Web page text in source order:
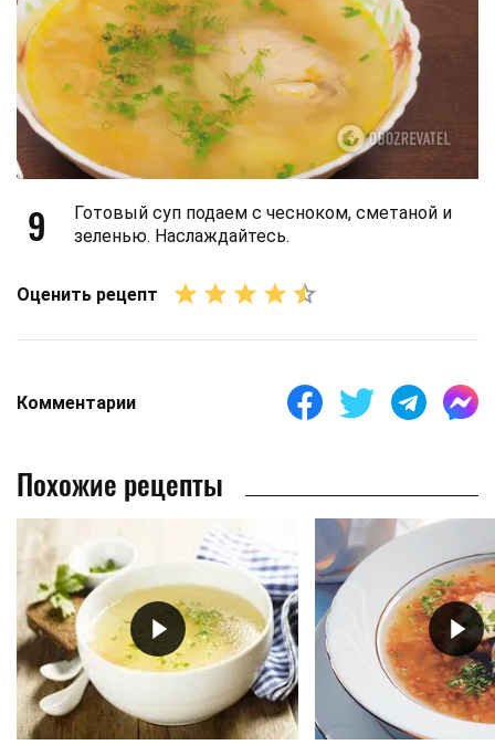
9
Готовый суп подаем с чесноком, сметаной и
зеленью. Наслаждайтесь.
Оценить рецепт
Комментарии
Похожие рецепты